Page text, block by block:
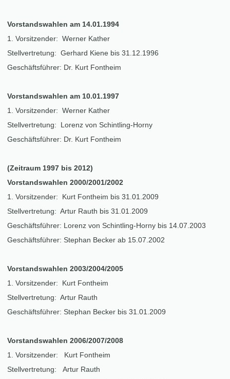
Vorstandswahlen am 14.01.1994
1. Vorsitzender: Werner Kather
Stellvertretung: Gerhard Kiene bis 31.12.1996
Geschäftsführer: Dr. Kurt Fontheim
Vorstandswahlen am 10.01.1997
1. Vorsitzender: Werner Kather
Stellvertretung: Lorenz von Schintling-Horny
Geschäftsführer: Dr. Kurt Fontheim
(Zeitraum 1997 bis 2012)
Vorstandswahlen 2000/2001/2002
1. Vorsitzender: Kurt Fontheim bis 31.01.2009
Stellvertretung: Artur Rauth bis 31.01.2009
Geschäftsführer: Lorenz von Schintling-Horny bis 14.07.2003
Geschäftsführer: Stephan Becker ab 15.07.2002
Vorstandswahlen 2003/2004/2005
1. Vorsitzender: Kurt Fontheim
Stellvertretung: Artur Rauth
Geschäftsführer: Stephan Becker bis 31.01.2009
Vorstandswahlen 2006/2007/2008
1. Vorsitzender: Kurt Fontheim
Stellvertretung: Artur Rauth